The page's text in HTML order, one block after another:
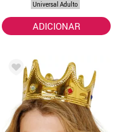
Universal Adulto
ADICIONAR